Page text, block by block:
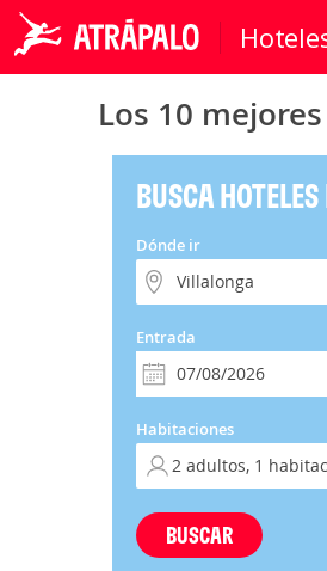
Los 10
BUSCA
Dónde ir
Entrada
Habitaciones
BUSCAR